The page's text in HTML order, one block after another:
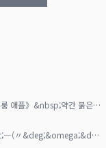
두꺼운 테두리에 사랑스러운 디자인까지, 새로운 컬러 《츄룽 애플》&nbsp;약간 붉은 기가 도는 브라운 컬러로 세련된 눈매를 연출해 주는&nbsp;아주 매력적인 컬러입니다&lrm;
츄룽( 촉촉함)한 디자인이 귀여운 'Honeykiss&Sigma;&gt;―(〃&deg;&omega;&deg;〃)ෆ&rarr;링디자인이 눈동자를 더 크고 촉촉해 보이게 해 주기 때문